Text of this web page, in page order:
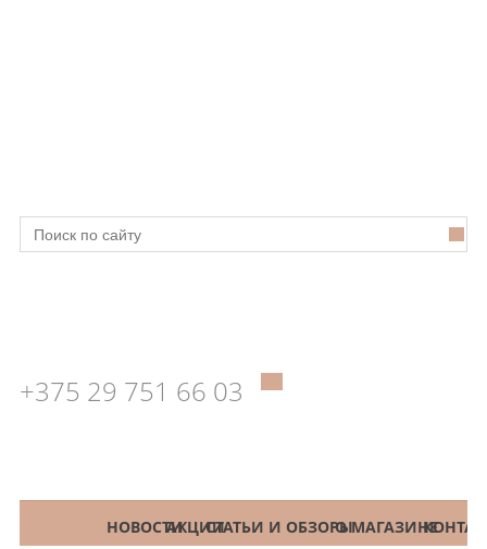
+375 29 751 66 03
КАТАЛОГНОВОСТИАКЦИИСТАТЬИ И ОБЗОРЫО МАГАЗИНЕ